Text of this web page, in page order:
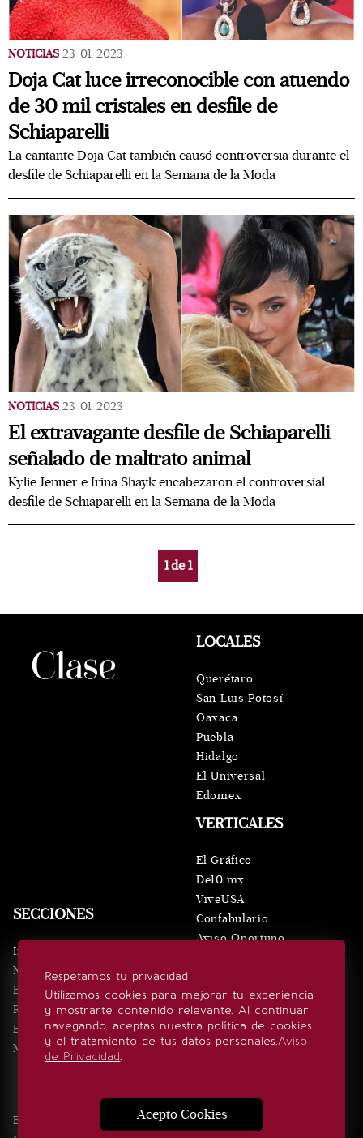
NOTICIAS 23/01/2023
Doja Cat luce irreconocible con atuendo
de 30 mil cristales en desfile de
Schiaparelli
La cantante Doja Cat también causó controversia durante el
desfile de Schiaparelli en la Semana de la Moda
NOTICIAS 23/01/2023
El extravagante desfile de Schiaparelli
señalado de maltrato animal
Kylie Jenner e Irina Shayk encabezaron el controversial
desfile de Schiaparelli en la Semana de la Moda
1de1
Respetamos tu privacidad
Utilizamos cookies para mejorar tu experiencia
y mostrarte contenido relevante. Al continuar
navegando, aceptas nuestra política de cookies
y el tratamiento de tus datos personales.Aviso
de Privacidad.
Acepto Cookies
SECCIONES
Inicio
Noticias
Eventos
Realeza
Estilo de vida
Minuto x Minuto
VERTICALES
El Gráfico
De10.mx
ViveUSA
Confabulario
Aviso Oportuno
LOCALES
Querétaro
San Luis Potosí
Oaxaca
Puebla
Hidalgo
El Universal
Edomex
SÍGUENOS
Edición Impresa Noticias Quiénes somos